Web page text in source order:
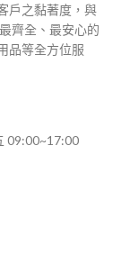
戶之黏著度，與
齊全、最安心的
品等全方位服
09:00~17:00